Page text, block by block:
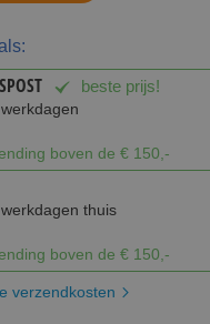
beste prijs!
boven de € 150,-
thuis
boven de € 150,-
verzendkosten